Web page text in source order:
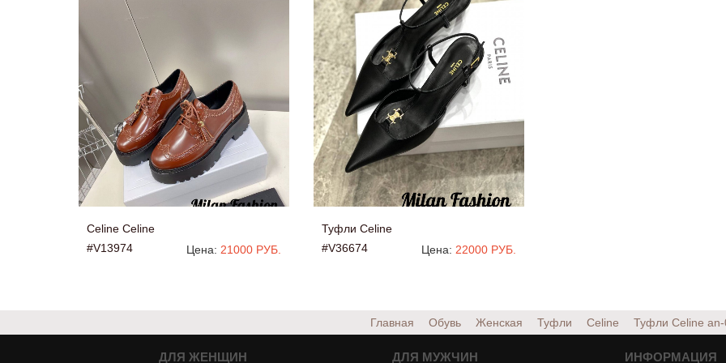
Celine Celine
#V13974
Цена: 21000 РУБ.
Туфли Celine
#V36674
Цена: 22000 РУБ.
Главная Обувь Женская Туфли Celine Туфли Celine
ДЛЯ ЖЕНЩИН ДЛЯ МУЖЧИН ИНФОРМАЦИЯ